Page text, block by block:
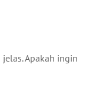
Apakah ingin